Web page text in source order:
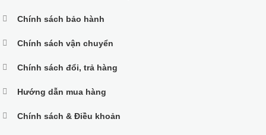
Chính sách bảo hành
Chính sách vận chuyển
Chính sách đổi, trả hàng
Hướng dẫn mua hàng
Chính sách & Điều khoản